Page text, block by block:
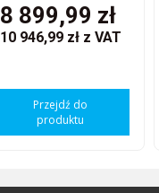
8 899,99 zł
10 946,99 zł z VAT
Przejdź do
produktu